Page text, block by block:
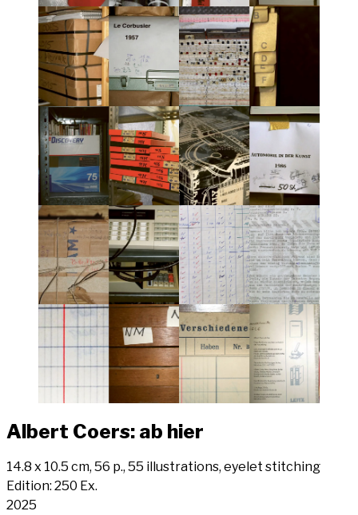
Albert Coers: ab hier
14.8 x 10.5 cm, 56 p., 55 illus­tra­ti­ons, eye­let stit­ching
Edi­ti­on: 250 Ex.
2025